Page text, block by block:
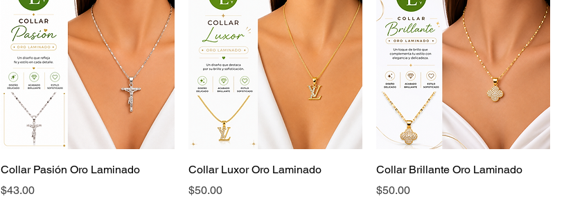
Collar Pasión Oro Laminado
Precio
$43.00
Collar Luxor Oro Laminado
Precio
$50.00
Collar Brillante Oro Laminado
Precio
$50.00